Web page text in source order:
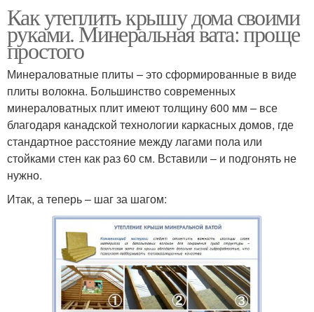
Как утеплить крышу дома своими
руками. Минеральная вата: проще
простого
Минераловатные плиты – это сформированные в виде
плиты волокна. Большинство современных
минераловатных плит имеют толщину 600 мм – все
благодаря канадской технологии каркасных домов, где
стандартное расстояние между лагами пола или
стойками стен как раз 60 см. Вставили – и подгонять не
нужно.
Итак, а теперь – шаг за шагом: